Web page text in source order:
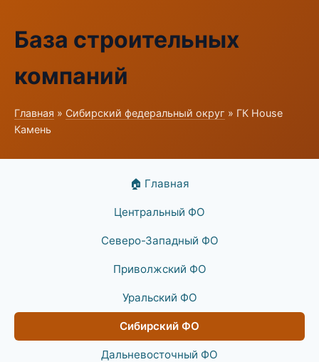
База строительных
компаний
Главная » Сибирский федеральный округ » ГК House
Камень
🏠 Главная
Центральный ФО
Северо-Западный ФО
Приволжский ФО
Уральский ФО
Сибирский ФО
Дальневосточный ФО